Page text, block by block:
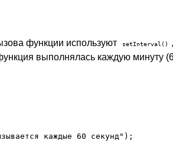
функции используют setInterval()
выполнялась каждую минуту
каждые 60 секунд");